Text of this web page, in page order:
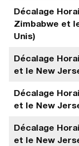
Décalage
Zimbabwe et
Unis)
Décalage
et le New
Décalage
et le New
Décalage
et le New